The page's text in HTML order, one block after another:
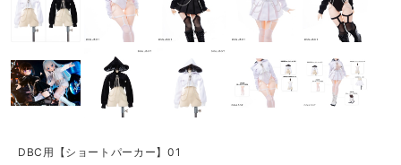
DBC用【ショートパーカー】01